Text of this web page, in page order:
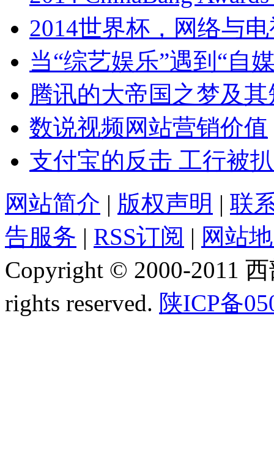
2014世界杯，网络与
当“综艺娱乐”遇到“自
腾讯的大帝国之梦及
数说视频网站营销价值
支付宝的反击 工行被
网站简介 | 版权声明 | 联
告服务 | RSS订阅 | 网站
Copyright © 2000-2011
rights reserved. 陕ICP备